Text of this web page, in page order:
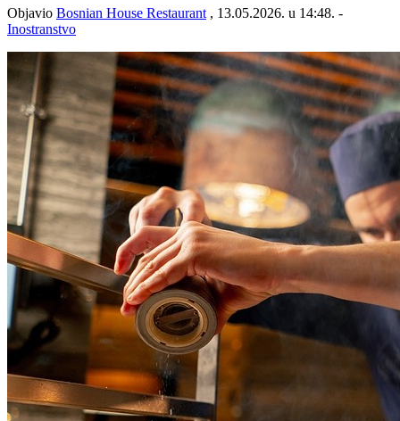
Objavio Bosnian House Restaurant , 13.05.2026. u 14:48. -
Inostranstvo